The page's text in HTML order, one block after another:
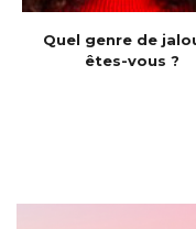
Quel genre de
êtes-vous ?